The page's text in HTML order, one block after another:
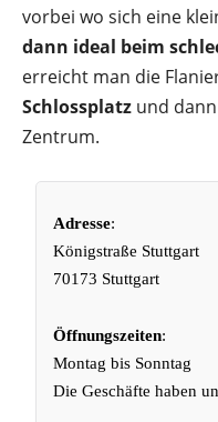
vorbei wo sich eine
dann ideal beim
erreicht man die
Schlossplatz und
Zentrum.
Adresse:
Königstraße Stuttgart
70173 Stuttgart
Öffnungszeiten:
Montag bis Sonntag
Die Geschäfte haben